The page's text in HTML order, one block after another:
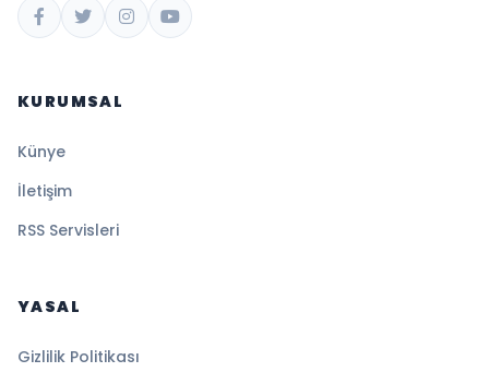
KURUMSAL
Künye
İletişim
RSS Servisleri
YASAL
Gizlilik Politikası